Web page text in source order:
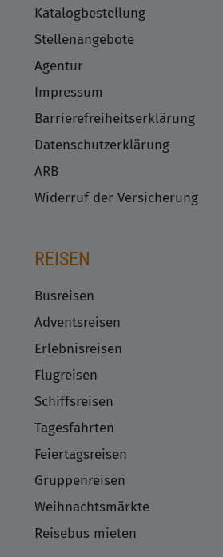
Katalogbestellung
Stellenangebote
Agentur
Impressum
Barrierefreiheitserklärung
Datenschutzerklärung
ARB
Widerruf der Versicherung
REISEN
Busreisen
Adventsreisen
Erlebnisreisen
Flugreisen
Schiffsreisen
Tagesfahrten
Feiertagsreisen
Gruppenreisen
Weihnachtsmärkte
Reisebus mieten